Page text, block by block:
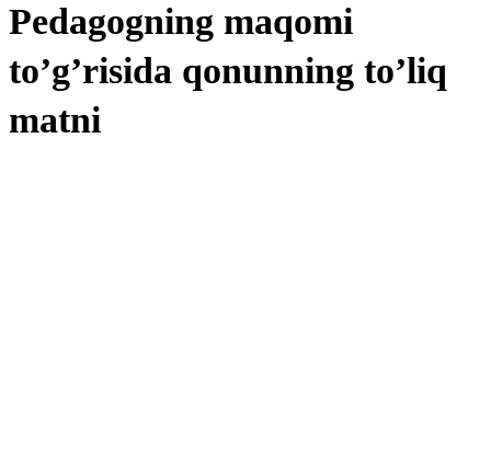
Pedagogning maqomi
to’g’risida qonunning to’liq
matni